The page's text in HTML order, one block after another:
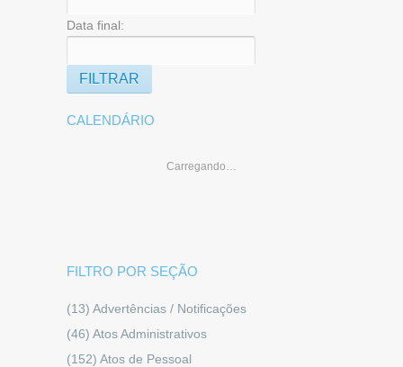
Data final:
CALENDÁRIO
Carregando…
FILTRO POR SEÇÃO
(13) Advertências / Notificações
(46) Atos Administrativos
(152) Atos de Pessoal